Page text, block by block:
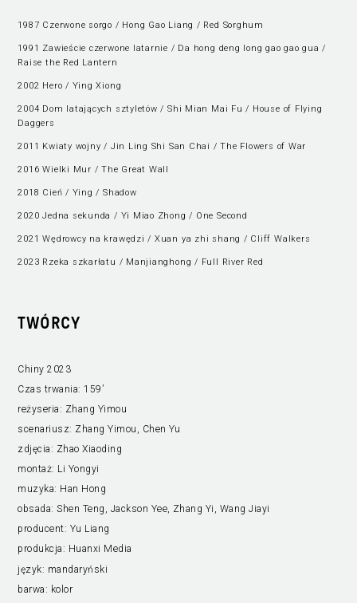
TWÓRCY
Chiny 2023
Czas trwania: 159’
reżyseria: Zhang Yimou
scenariusz: Zhang Yimou, Chen Yu
zdjęcia: Zhao Xiaoding
montaż: Li Yongyi
muzyka: Han Hong
obsada:Shen Teng, Jackson Yee, Zhang Yi, Wang Jiayi
producent: Yu Liang
produkcja: Huanxi Media
język: mandaryński
barwa: kolor
1987 Czerwone sorgo / Hong Gao Liang / Red Sorghum
1991 Zawieście czerwone latarnie / Da hong deng long gao gao gua /
Raise the Red Lantern
2002 Hero / Ying Xiong
2004 Dom latających sztyletów / Shi Mian Mai Fu / House of Flying
Daggers
2011 Kwiaty wojny / Jin Ling Shi San Chai / The Flowers of War
2016 Wielki Mur / The Great Wall
2018 Cień / Ying / Shadow
2020 Jedna sekunda / Yi Miao Zhong / One Second
2021 Wędrowcy na krawędzi / Xuan ya zhi shang / Cliff Walkers
2023 Rzeka szkarłatu / Manjianghong / Full River Red